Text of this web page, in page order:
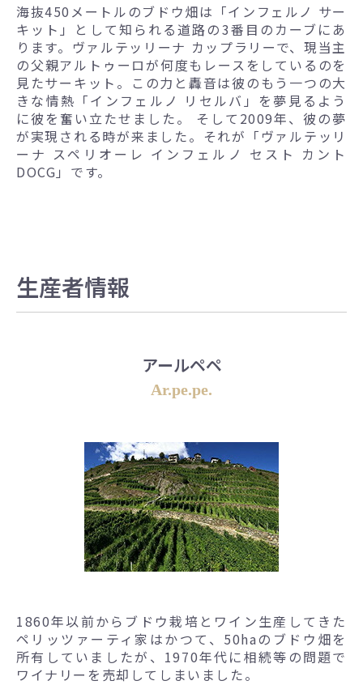
海抜450メートルのブドウ畑は「インフェルノ サー
キット」として知られる道路の3番目のカーブにあ
ります。ヴァルテッリーナ カップラリーで、現当主
の父親アルトゥーロが何度もレースをしているのを
見たサーキット。この力と轟音は彼のもう一つの大
きな情熱「インフェルノ リセルバ」を夢見るよう
に彼を奮い立たせました。 そして2009年、彼の夢
が実現される時が来ました。それが「ヴァルテッリ
ーナ スペリオーレ インフェルノ セスト カント
DOCG」です。
生産者情報
アールペペ
Ar.pe.pe.
1860年以前からブドウ栽培とワイン生産してきた
ペリッツァーティ家はかつて、50haのブドウ畑を
所有していましたが、1970年代に相続等の問題で
ワイナリーを売却してしまいました。